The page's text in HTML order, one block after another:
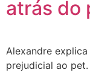
atrás do
Alexandre
prejudicial ao pet.